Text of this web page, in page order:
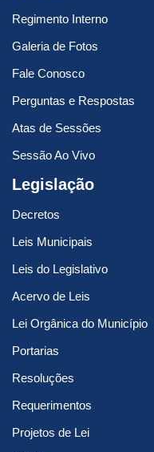
Regimento Interno
Galeria de Fotos
Fale Conosco
Perguntas e Respostas
Atas de Sessões
Sessão Ao Vivo
Legislação
Decretos
Leis Municipais
Leis do Legislativo
Acervo de Leis
Lei Orgânica do Município
Portarias
Resoluções
Requerimentos
Projetos de Lei